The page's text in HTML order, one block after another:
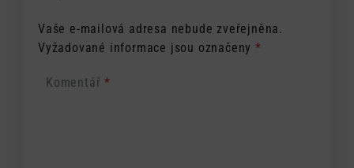
Vaše e-mailová adresa nebude zveřejněna.
Vyžadované informace jsou označeny*
Komentář*